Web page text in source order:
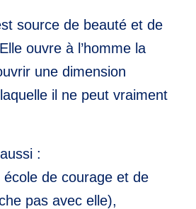
de beauté et de
ouvre à l’homme la
une dimension
il ne peut vraiment
:
de courage et de
pas avec elle),